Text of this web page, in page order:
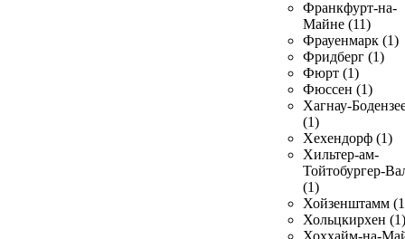
Франкфурт-на-
Майне (11)
Фрауенмарк (1)
Фридберг (1)
Фюрт (1)
Фюссен (1)
Хагнау-
(1)
Хехендорф (1)
Хильтер-ам-
Тойтобургер-
(1)
Хойзенштамм
Хольцкирхен (1)
Хоххайм-на-